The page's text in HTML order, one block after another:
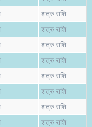
शत्रु राशि
शत्रु राशि
शत्रु राशि
शत्रु राशि
शत्रु राशि
शत्रु राशि
शत्रु राशि
शत्रु राशि